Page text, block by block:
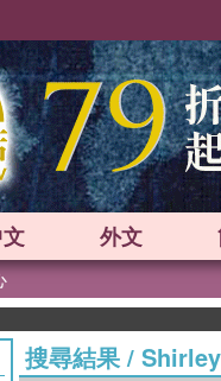
外文
搜尋結果/